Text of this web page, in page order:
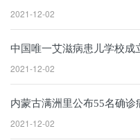
2021-12-02
中国唯一艾滋病患儿学校成
2021-12-02
内蒙古满洲里公布55名确诊
2021-12-02